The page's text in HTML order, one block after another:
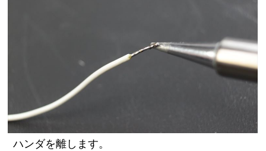
ハンダを離します。